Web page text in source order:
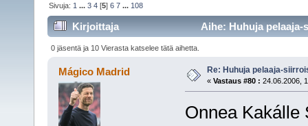
Sivuja: 1 ...3 4 [5]6 7 ... 108
Kirjoittaja Aihe: Huhuja pelaaja-
0 jäsentä ja 10 Vierasta katselee tätä aihetta.
Mágico Madrid Re: Huhuja pelaaja-
« Vastaus #80 : 24.06.2006,
Onnea